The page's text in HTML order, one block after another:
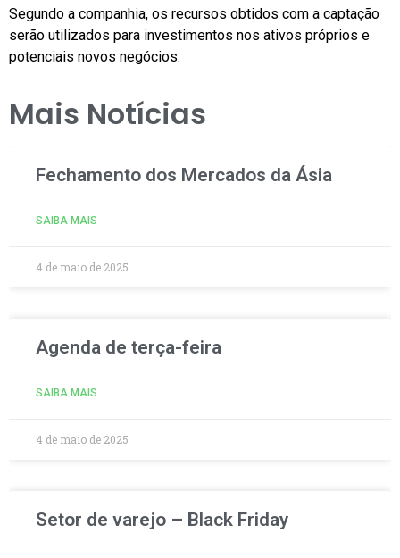
Segundo a companhia, os recursos obtidos com a captação
serão utilizados para investimentos nos ativos próprios e
potenciais novos negócios.
Mais Notícias
Fechamento dos Mercados da Ásia
SAIBA MAIS
4 de maio de 2025
Agenda de terça-feira
SAIBA MAIS
4 de maio de 2025
Setor de varejo – Black Friday